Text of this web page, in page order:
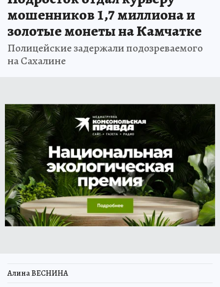
мошенников 1,7 миллиона и
золотые монеты на Камчатке
Полицейские задержали подозреваемого
на Сахалине
Алина ВЕСНИНА